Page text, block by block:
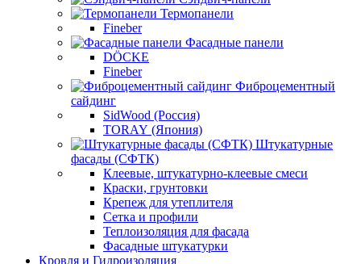
Термопанели
Fineber
Фасадные панели
DÖCKE
Fineber
Фиброцементный
сайдинг
SidWood (Россия)
TORAY (Япония)
Штукатурные
фасады (СФТК)
Клеевые, штукатурно-клеевые смеси
Краски, грунтовки
Крепеж для утеплителя
Сетка и профили
Теплоизоляция для фасада
Фасадные штукатурки
Кровля и Гидроизоляция